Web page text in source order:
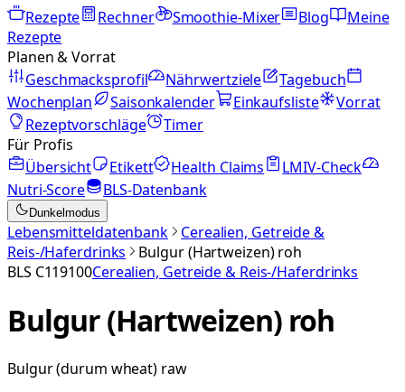
Rezepte
Rechner Smoothie-Mixer Blog
Meine
Rezepte
Planen & Vorrat
Geschmacksprofil
Nährwertziele
Tagebuch
Wochenplan
Saisonkalender Einkaufsliste
Vorrat
Rezeptvorschläge
Timer
Für Profis
Übersicht
Etikett Health Claims
LMIV-Check
Nutri-Score
BLS-Datenbank
Dunkelmodus
Lebensmitteldatenbank
Cerealien, Getreide &
Reis-/Haferdrinks
Bulgur (Hartweizen) roh
BLS C119100Cerealien, Getreide & Reis-/Haferdrinks
Bulgur (Hartweizen) roh
Bulgur (durum wheat) raw